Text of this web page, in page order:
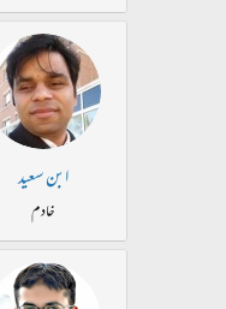
ابن سعید
خادم